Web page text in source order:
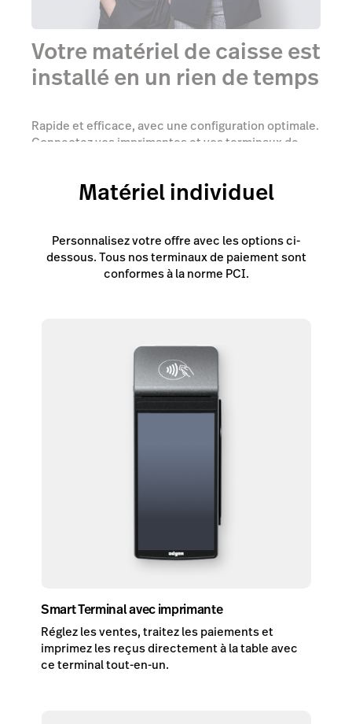
Votre matériel de caisse est
installé en un rien de temps
Rapide et efficace, avec une configuration optimale.
Connectez vos imprimantes et vos terminaux de
Parler avec un expert
Matériel individuel
Personnalisez votre offre avec les options ci-
dessous. Tous nos terminaux de paiement sont
conformes à la norme PCI.
Smart Terminal avec imprimante
Réglez les ventes, traitez les paiements et
imprimez les reçus directement à la table avec
ce terminal tout-en-un.